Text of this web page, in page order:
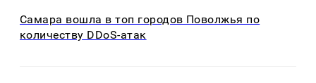
Самара вошла в топ городов Поволжья по
количеству DDoS-атак